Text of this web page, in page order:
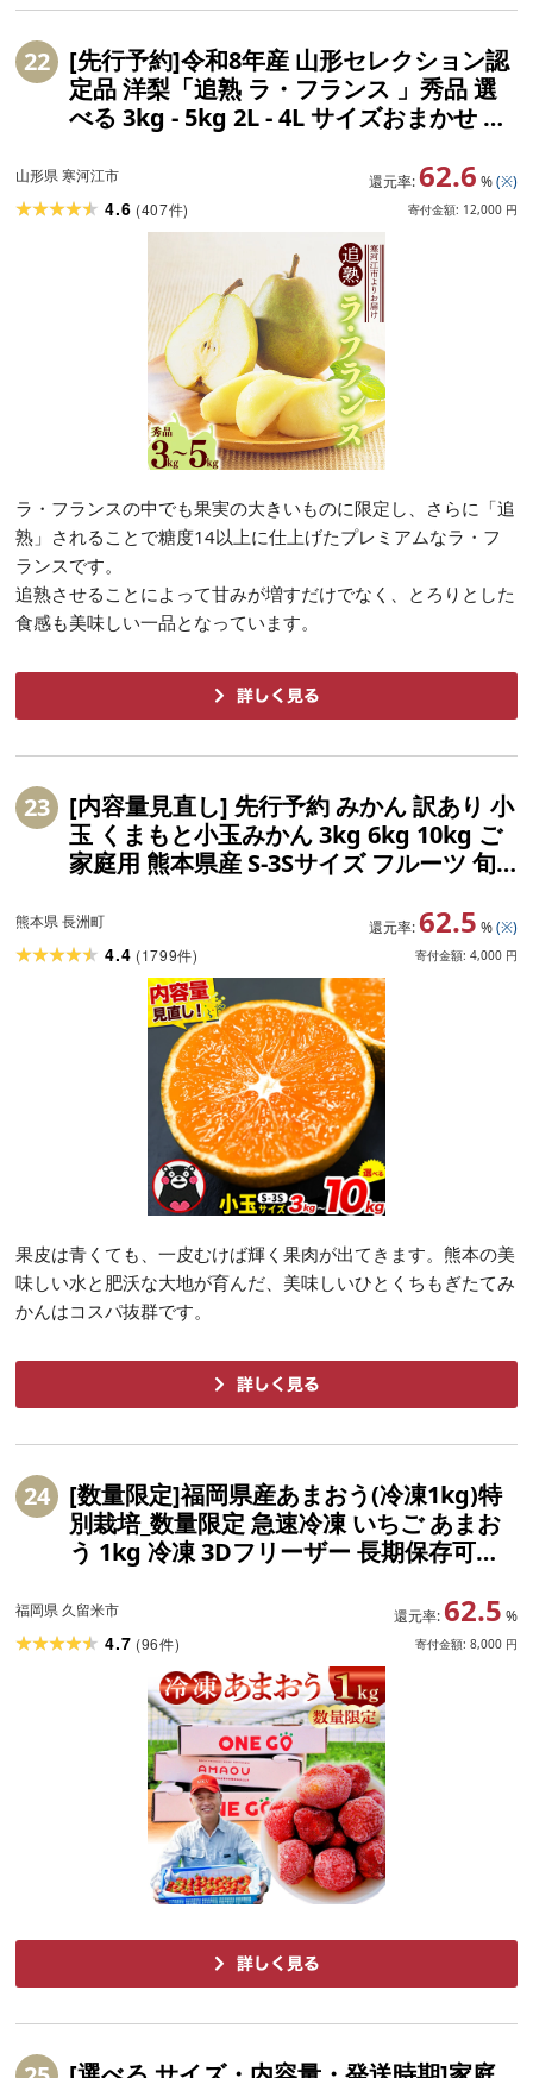
22
[先行予約]令和8年産 山形セレクション認
定品 洋梨「追熟 ラ・フランス 」秀品 選
べる 3kg - 5kg 2L - 4L サイズおまかせ 山
発送予定] 2026年産 山形産 山形ラ・フラ
ンス フルーツ 果実 特産 産地直送冬
山形県 寒河江市 還元率: 62.6 % (※)
寄付金額: 12,000 円
4.6 (407件)
ラ・フランスの中でも果実の大きいものに限定し、さらに「追
熟」されることで糖度14以上に仕上げたプレミアムなラ・フ
ランスです。
追熟させることによって甘みが増すだけでなく、とろりとした
食感も美味しい一品となっています。
23
[内容量見直し] 先行予約 みかん 訳あり 小
玉 くまもと小玉みかん 3kg 6kg 10kg ご
家庭用 熊本県産 S-3Sサイズ フルーツ 旬
中生 晩生 ジュース ゼリー [出荷時期をお
選びください]
熊本県 長洲町 還元率: 62.5 % (※)
寄付金額: 4,000 円
4.4 (1799件)
果皮は青くても、一皮むけば輝く果肉が出てきます。熊本の美
味しい水と肥沃な大地が育んだ、美味しいひとくちもぎたてみ
かんはコスパ抜群です。
24
[数量限定]福岡県産あまおう(冷凍1kg)特
別栽培_数量限定 急速冷凍 いちご あまお
う 1kg 冷凍 3Dフリーザー 長期保存可能
ザート フレッシュ 果物 便利 安心 長持ち
保存料不使用 無香料 無加糖 エコファーマ
ー GAP認定 福岡県 久留米市 送料無料
〔Fi203〕
福岡県 久留米市 還元率: 62.5 %
寄付金額: 8,000 円
4.7 (96件)